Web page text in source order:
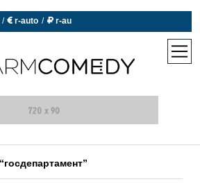
/  r-auto /  r-au
open